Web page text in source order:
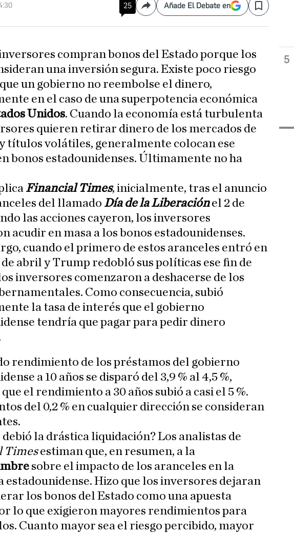
25 CompartirAñade El Debate en Save
compran bonos del Estado porque los
una inversión segura. Existe poco riesgo
un gobierno no reembolse el dinero,
en el caso de una superpotencia económica
Unidos. Cuando la economía está turbulenta
quieren retirar dinero de los mercados de
títulos volátiles, generalmente colocan ese
bonos estadounidenses. Últimamente no ha
Financial Times, inicialmente, tras el anuncio
del llamado Día de la Liberaciónel 2 de
las acciones cayeron, los inversores
acudir en masa a los bonos estadounidenses.
cuando el primero de estos aranceles entró en
abril y Trump redobló sus políticas ese fin de
inversores comenzaron a deshacerse de los
Como consecuencia, subió
la tasa de interés que el gobierno
tendría que pagar para pedir dinero
rendimiento de los préstamos del gobierno
a 10 años se disparó del 3,9 % al 4,5 %,
el rendimiento a 30 años subió a casi el 5 %.
del 0,2 % en cualquier dirección se consideran
debió la drástica liquidación? Los analistas de
Timesestiman que, en resumen, a la
sobre el impacto de los aranceles en la
estadounidense. Hizo que los inversores dejaran
los bonos del Estado como una apuesta
lo que exigieron mayores rendimientos para
Cuanto mayor sea el riesgo percibido, mayor